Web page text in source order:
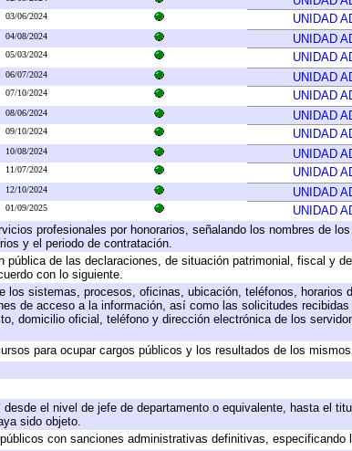
03/06/2024 UNIDAD
04/08/2024 UNIDAD
05/03/2024 UNIDAD
06/07/2024 UNIDAD
07/10/2024 UNIDAD
08/06/2024 UNIDAD
09/10/2024 UNIDAD
10/08/2024 UNIDAD
11/07/2024 UNIDAD
12/10/2024 UNIDAD
01/09/2025 UNIDAD
profesionales por honorarios, señalando los nombres de
y el periodo de contratación.
pública de las declaraciones, de situación patrimonial, fiscal y
con lo siguiente.
los sistemas, procesos, oficinas, ubicación, teléfonos, horarios
de acceso a la información, así como las solicitudes
domicilio oficial, teléfono y dirección electrónica de los
para ocupar cargos públicos y los resultados de los
el nivel de jefe de departamento o equivalente, hasta el
sido objeto.
con sanciones administrativas definitivas, especificando